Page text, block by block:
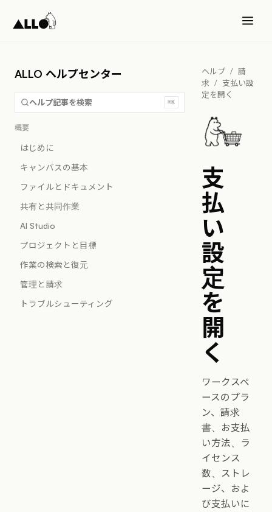
ALLO ヘルプセンター
ヘルプ記事を検索 ⌘K
概要
はじめに
キャンバスの基本
ファイルとドキュメント
共有と共同作業
AI Studio
プロジェクトと目標
作業の検索と復元
管理と請求
トラブルシューティング
ヘルプ / 請
求 / 支払い設
定を開く
支
払
い
設
定
を
開
く
ワークスペ
ースのプラ
ン、請求
書、お支払
い方法、ラ
イセンス
数、ストレ
ージ、およ
び支払いに